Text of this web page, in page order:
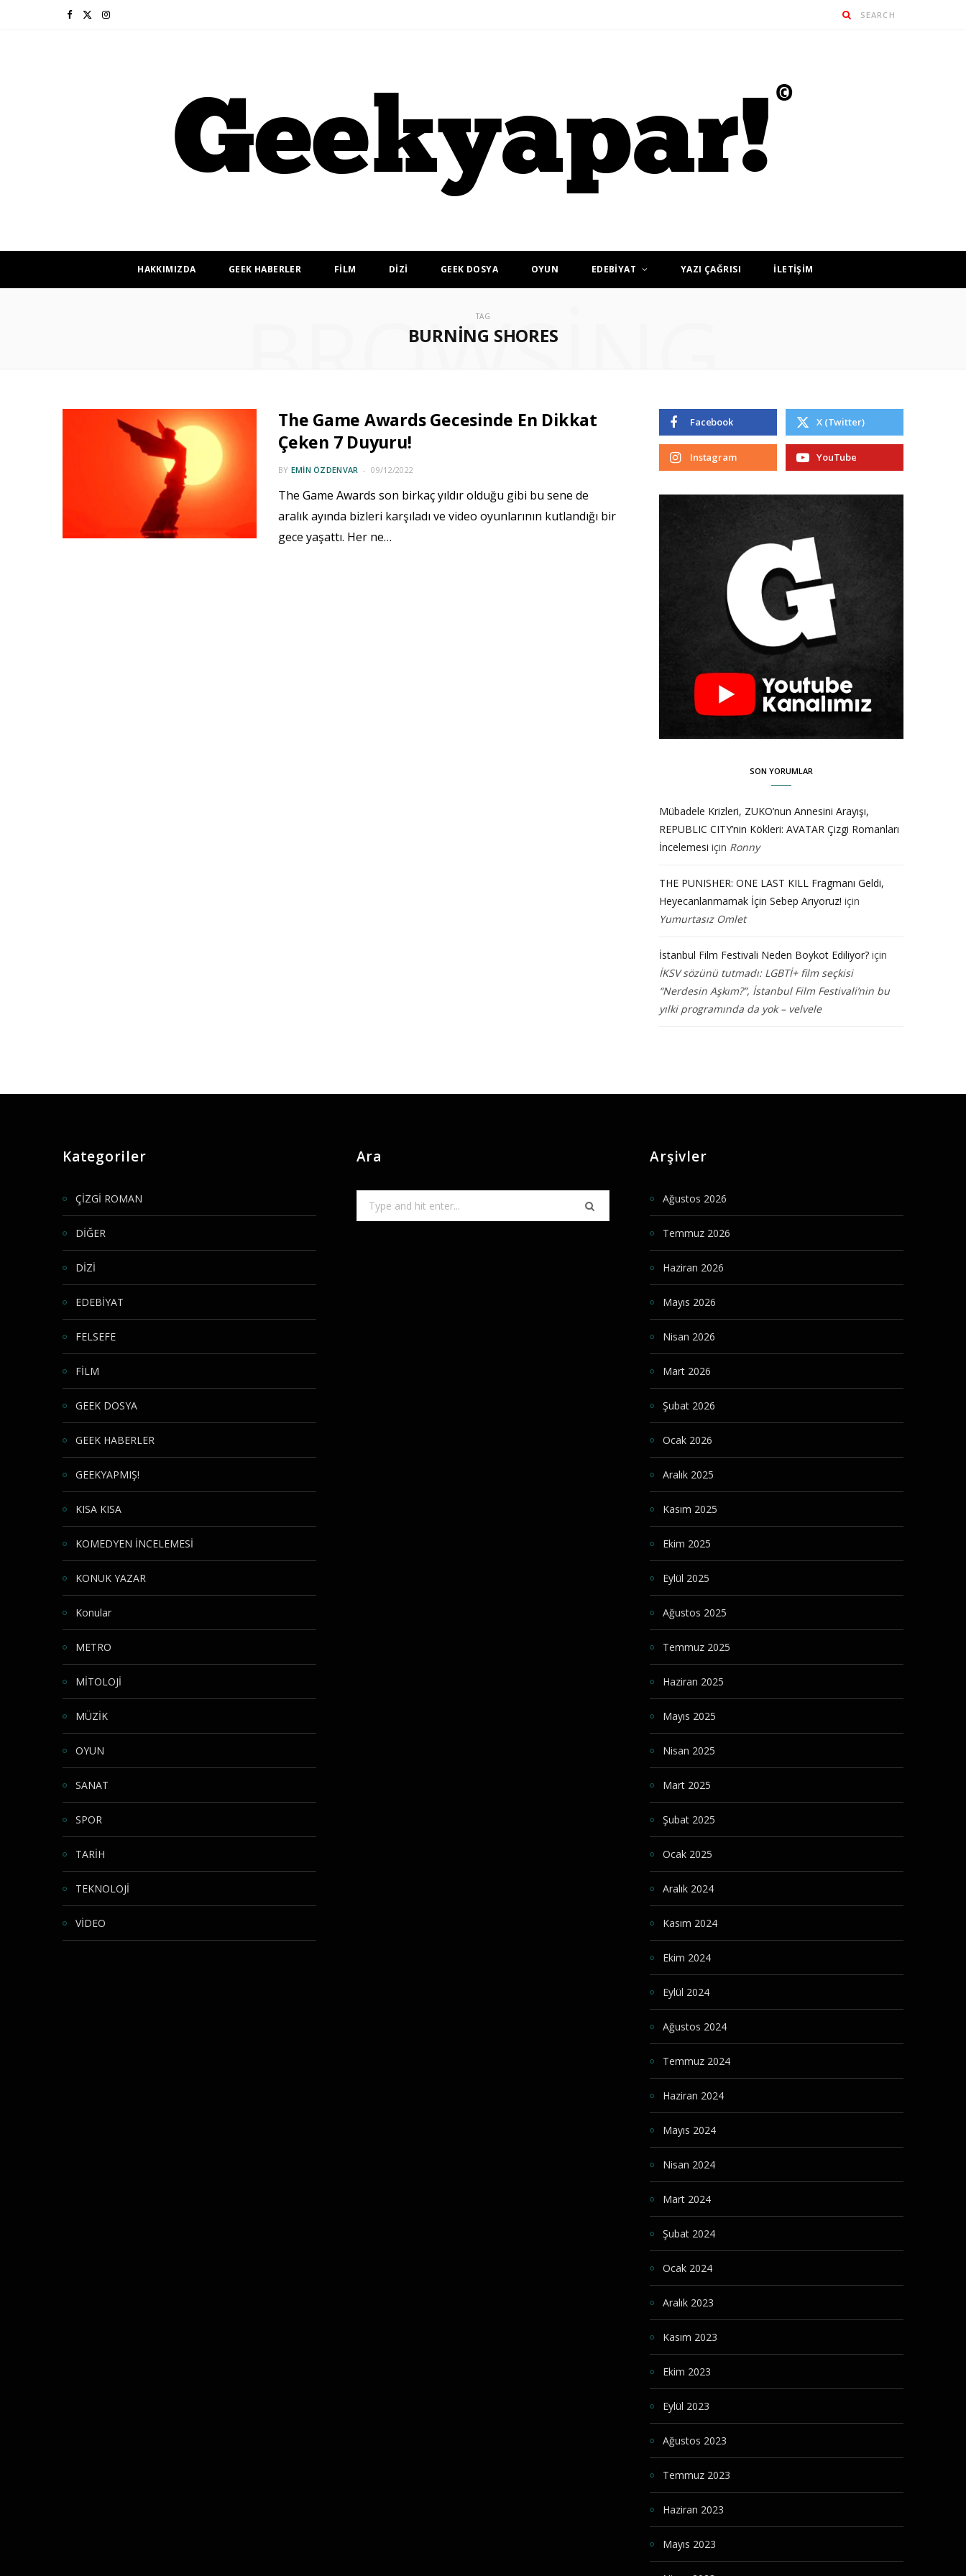
F I
HAKKIMIZDA GEEK HABERLER FİLM DİZİ GEEK DOSYA OYUN EDEBİYAT YAZI ÇAĞRISI İLETİŞİM
TAG
BURNING SHORES
BROWSING
The Game Awards Gecesinde En Dikkat
Çeken 7 Duyuru!
BY EMIN ÖZDENVAR 09/12/2022
The Game Awards son birkaç yıldır olduğu gibi bu sene de
aralık ayında bizleri karşıladı ve video oyunlarının kutlandığı bir
gece yaşattı. Her ne…
Facebook X (Twitter)
Instagram YouTube
SON YORUMLAR
Mübadele Krizleri, ZUKO’nun Annesini Arayışı,
REPUBLIC CITY’nin Kökleri: AVATAR Çizgi Romanları
İncelemesi için Ronny
THE PUNISHER: ONE LAST KILL Fragmanı Geldi,
Heyecanlanmamak İçin Sebep Arıyoruz! için
Yumurtasız Omlet
İstanbul Film Festivali Neden Boykot Ediliyor? için
İKSV sözünü tutmadı: LGBTİ+ film seçkisi
“Nerdesin Aşkım?”, İstanbul Film Festivali’nin bu
yılki programında da yok – velvele
Kategoriler
ÇİZGİ ROMAN
DİĞER
DİZİ
EDEBİYAT
FELSEFE
FİLM
GEEK DOSYA
GEEK HABERLER
GEEKYAPMIŞ!
KISA KISA
KOMEDYEN İNCELEMESİ
KONUK YAZAR
Konular
METRO
MİTOLOJİ
MÜZİK
OYUN
SANAT
SPOR
TARİH
TEKNOLOJİ
VİDEO
Ara
for:
Arşivler
Ağustos 2026
Temmuz 2026
Haziran 2026
Mayıs 2026
Nisan 2026
Mart 2026
Şubat 2026
Ocak 2026
Aralık 2025
Kasım 2025
Ekim 2025
Eylül 2025
Ağustos 2025
Temmuz 2025
Haziran 2025
Mayıs 2025
Nisan 2025
Mart 2025
Şubat 2025
Ocak 2025
Aralık 2024
Kasım 2024
Ekim 2024
Eylül 2024
Ağustos 2024
Temmuz 2024
Haziran 2024
Mayıs 2024
Nisan 2024
Mart 2024
Şubat 2024
Ocak 2024
Aralık 2023
Kasım 2023
Ekim 2023
Eylül 2023
Ağustos 2023
Temmuz 2023
Haziran 2023
Mayıs 2023